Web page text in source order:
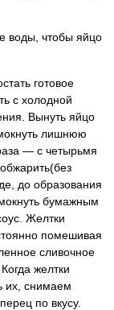
воды, чтобы яйцо
готовое
с холодной
Вынуть яйцо
лишнюю
— с четырьмя
до образования
бумажным
Желтки
помешивая
сливочное
желтки
их, снимаем
по вкусу.